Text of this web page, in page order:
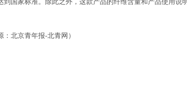
到国家标准。除此之外，这款产品的纤维含量和产品使用说
北京青年报-北青网）